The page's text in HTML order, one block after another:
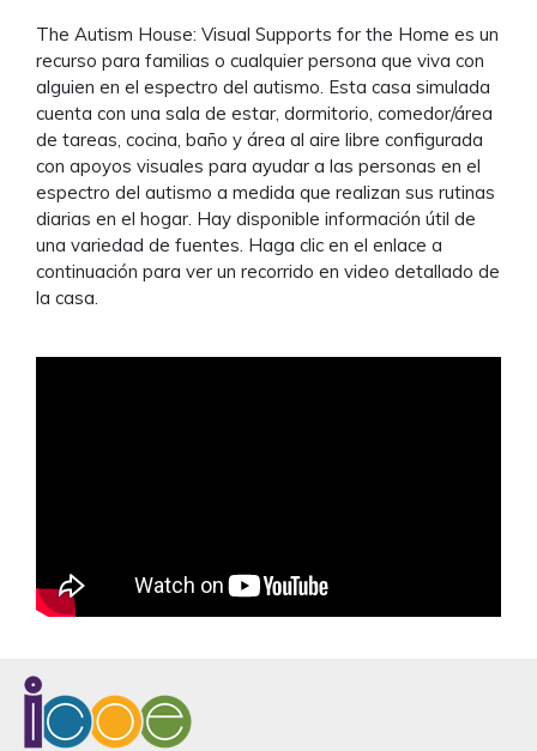
The Autism House: Visual Supports for the Home es un
recurso para familias o cualquier persona que viva con
alguien en el espectro del autismo. Esta casa simulada
cuenta con una sala de estar, dormitorio, comedor/área
de tareas, cocina, baño y área al aire libre configurada
con apoyos visuales para ayudar a las personas en el
espectro del autismo a medida que realizan sus rutinas
diarias en el hogar. Hay disponible información útil de
una variedad de fuentes. Haga clic en el enlace a
continuación para ver un recorrido en video detallado de
la casa.